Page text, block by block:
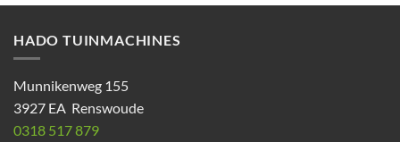
HADO TUINMACHINES
Munnikenweg 155
3927 EA Renswoude
0318 517 879